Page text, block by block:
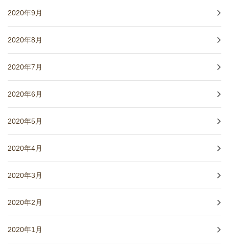
2020年9月
2020年8月
2020年7月
2020年6月
2020年5月
2020年4月
2020年3月
2020年2月
2020年1月